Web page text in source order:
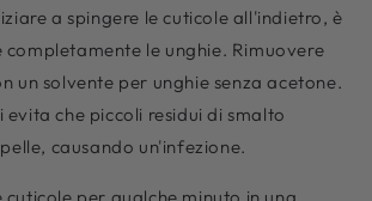
a spingere le cuticole all'indietro, è
le unghie. Rimuovere
un solvente per unghie senza acetone.
evita che piccoli residui di smalto
causando un'infezione.